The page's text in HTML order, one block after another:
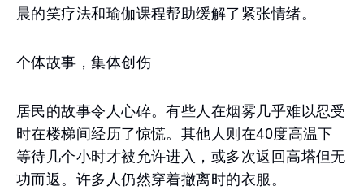
晨的笑疗法和瑜伽课程帮助缓解了紧张情绪。
个体故事，集体创伤
居民的故事令人心碎。有些人在烟雾几乎难以忍受
时在楼梯间经历了惊慌。其他人则在40度高温下
等待几个小时才被允许进入，或多次返回高塔但无
功而返。许多人仍然穿着撤离时的衣服。